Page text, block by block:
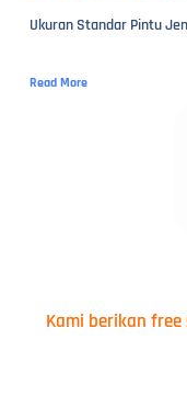
Ukuran Standar Pintu
Read More
Kami berikan